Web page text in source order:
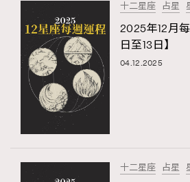
AFrenchMind
十二星座 占星
2025年12月
日至13日】
04.12.2025
十二星座 占星